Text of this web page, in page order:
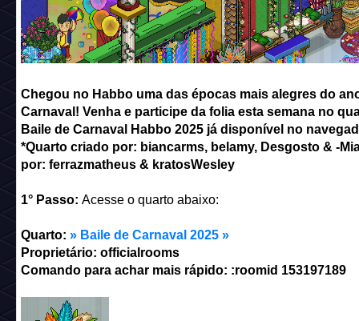
Chegou no Habbo uma das épocas mais alegres do
Carnaval! Venha e participe da folia esta semana no
Baile de Carnaval Habbo 2025 já disponível no
*Quarto criado por: biancarms, belamy, Desgosto & -
por: ferrazmatheus & kratosWesley
1° Passo: Acesse o quarto abaixo:
Quarto: » Baile de Carnaval 2025 »
Proprietário: officialrooms
Comando para achar mais rápido: :roomid 153197189